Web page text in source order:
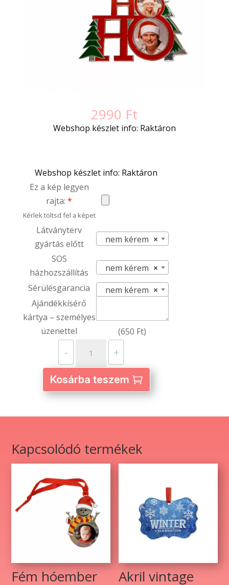
2990 Ft
Webshop készlet info: Raktáron
Webshop készlet info: Raktáron
Ez a kép legyen
rajta:*
Kérlek töltsd fel a képet
Látványterv
gyártás előtt
×
nem kérem
SOS
házhozszállítás
×
nem kérem
Sérülésgarancia
×
nem kérem
Ajándékkísérő
kártya – személyes
üzenettel
(650 Ft)
-
HOHOHO
karácsonyfadísz
–
egyedi
fényképpel
szöveggel
mennyiség
+
Kosárba teszem
Kapcsolódó termékek
Fém hóember Akril vintage